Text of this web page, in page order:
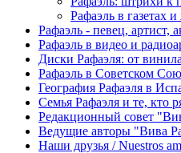
Рафаэль в газетах
Рафаэль - певец, артист,
Рафаэль в видео и
Диски Рафаэля: от
Рафаэль в Советском
География Рафаэля в
Семья Рафаэля и те, кто
Редакционный совет
Ведущие авторы "Вива
Наши друзья / Nuestros